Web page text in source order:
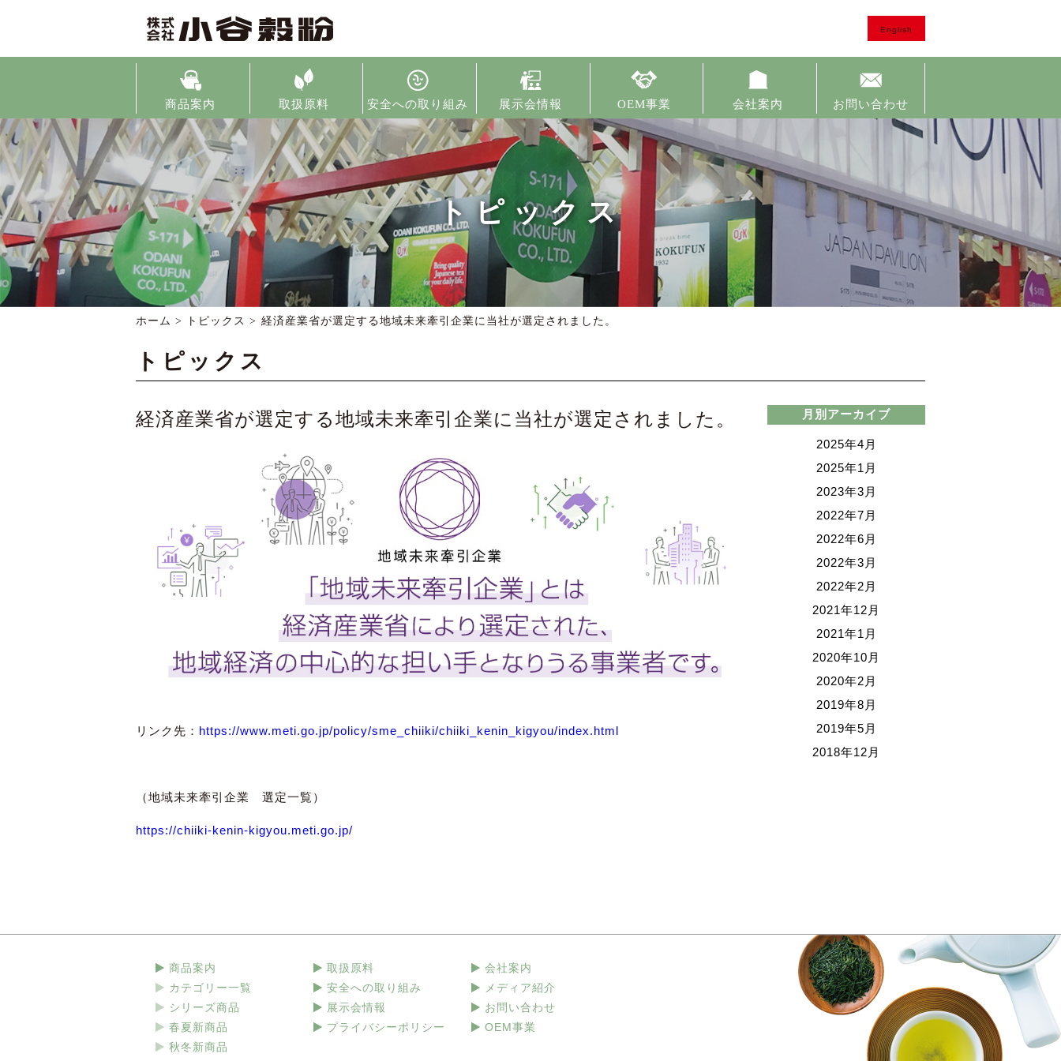
English
商品案内 取扱原料 安全への取り組み 展示会情報 OEM事業 会社案内 お問い合わせ
トピックス
ホーム > トピックス >経済産業省が選定する地域未来牽引企業に当社が選定されました。
トピックス
経済産業省が選定する地域未来牽引企業に当社が選定されました。
リンク先： https://www.meti.go.jp/policy/sme_chiiki/chiiki_kenin_kigyou/index.html
（地域未来牽引企業 選定一覧）
https://chiiki-kenin-kigyou.meti.go.jp/
月別アーカイブ
2025年4月
2025年1月
2023年3月
2022年7月
2022年6月
2022年3月
2022年2月
2021年12月
2021年1月
2020年10月
2020年2月
2019年8月
2019年5月
2018年12月
商品案内
カテゴリー一覧
シリーズ商品
春夏新商品
秋冬新商品
取扱原料
会社案内
安全への取り組み
メディア紹介
展示会情報
お問い合わせ
プライバシーポリシー
OEM事業